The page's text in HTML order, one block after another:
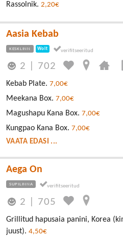
Rassolnik. 2,20€
Aasia Kebab
KESKLINN Wolt
2 702
Kebab Plate. 7,00€
Meekana Box. 7,00€
Magushapu Kana Box. 7,00€
Kungpao Kana Box. 7,00€
VAATA EDASI ...
Aega On
SUPILINNA
2 705
Grillitud hapusaia panini, Korea
juust). 4,50€